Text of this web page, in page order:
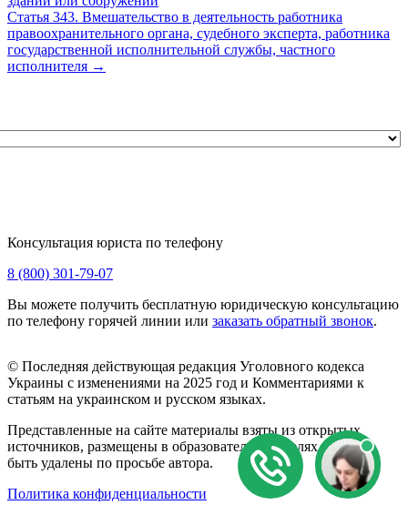
Статья 343. Вмешательство в деятельность работника
правоохранительного органа, судебного эксперта, работника
государственной исполнительной службы, частного
исполнителя →
Консультация юриста по телефону
8 (800) 301-79-07
Вы можете получить бесплатную юридическую консультацию
по телефону горячей линии или заказать обратный звонок.
© Последняя действующая редакция Уголовного кодекса
Украины с изменениями на 2025 год и Комментариями к
статьям на украинском и русском языках.
Представленные на сайте материалы взяты из открытых
источников, размещены в образовательных целях и могут
быть удалены по просьбе автора.
Политика конфиденциальности